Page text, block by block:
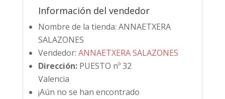
Información del vendedor
Nombre de la tienda: ANNAETXERA
SALAZONES
Vendedor: ANNAETXERA SALAZONES
Dirección: PUESTO nº 32
Valencia
¡Aún no se han encontrado